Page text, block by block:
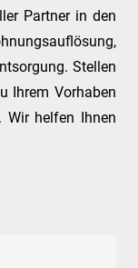
Partner in den
Stellen
Ihrem Vorhaben
. Wir helfen Ihnen